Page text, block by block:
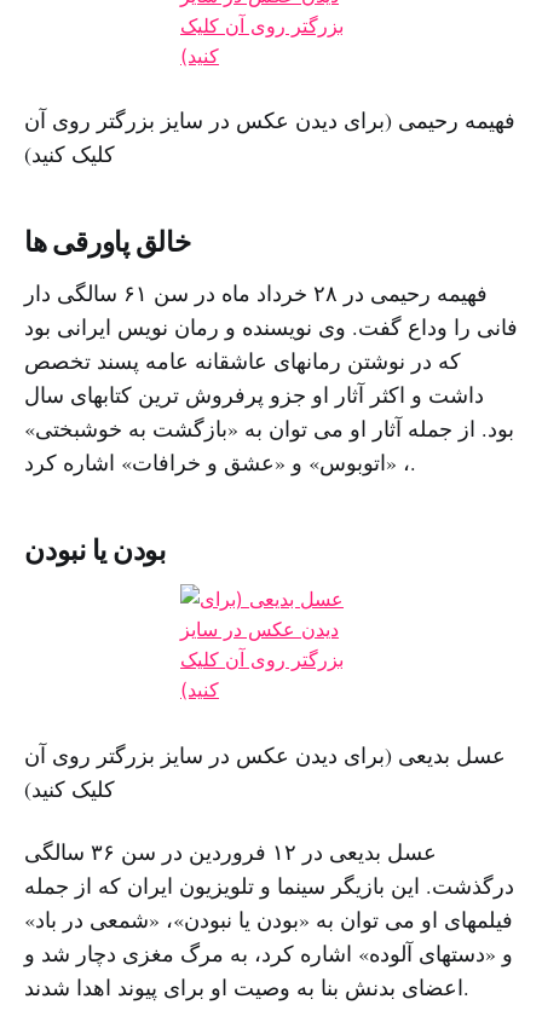
فهیمه رحیمی (برای دیدن عکس در سایز بزرگتر روی آن
کلیک کنید)
خالق پاورقی ها
فهیمه رحیمی در ۲۸ خرداد ماه در سن ۶۱ سالگی دار
فانی را وداع گفت. وی نویسنده و رمان نویس ایرانی بود
که در نوشتن رمانهای عاشقانه عامه پسند تخصص
داشت و اکثر آثار او جزو پرفروش ترین کتابهای سال
بود. از جمله آثار او می توان به «بازگشت به خوشبختی»
، «اتوبوس» و «عشق و خرافات» اشاره کرد.
بودن یا نبودن
عسل بدیعی (برای دیدن عکس در سایز بزرگتر روی آن
کلیک کنید)
عسل بدیعی در ۱۲ فروردین در سن ۳۶ سالگی
درگذشت. این بازیگر سینما و تلویزیون ایران که از جمله
فیلمهای او می توان به «بودن یا نبودن»، «شمعی در باد»
و «دستهای آلوده» اشاره کرد، به مرگ مغزی دچار شد و
اعضای بدنش بنا به وصیت او برای پیوند اهدا شدند.